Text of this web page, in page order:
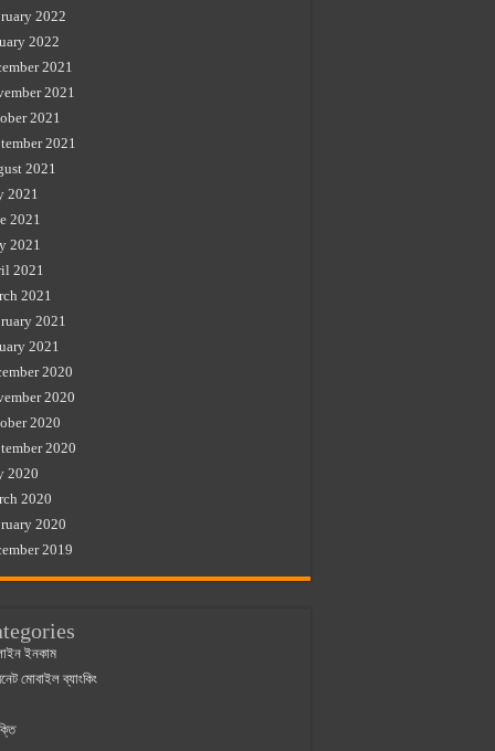
2022
2022
2021
2021
2021
2021
2021
2021
2021
2021
2021
2021
2021
2021
2020
2020
2020
2020
2020
2020
2020
2019
ইনকাম
মোবাইল ব্যাংকিং